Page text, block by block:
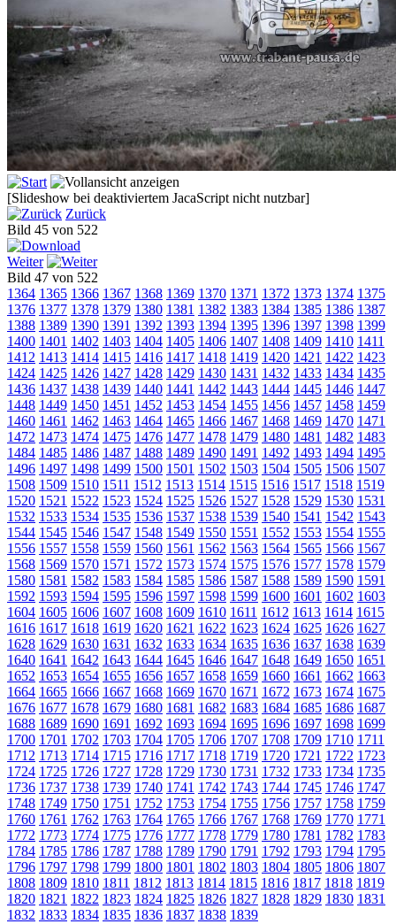
[Slideshow bei deaktiviertem JacaScript nicht nutzbar]
Zurück
Bild 45 von 522
Weiter
Bild 47 von 522
1364 1365 1366 1367 1368 1369 1370 1371 1372 1373 1374 1375
1376 1377 1378 1379 1380 1381 1382 1383 1384 1385 1386 1387
1388 1389 1390 1391 1392 1393 1394 1395 1396 1397 1398 1399
1400 1401 1402 1403 1404 1405 1406 1407 1408 1409 1410 1411
1412 1413 1414 1415 1416 1417 1418 1419 1420 1421 1422 1423
1424 1425 1426 1427 1428 1429 1430 1431 1432 1433 1434 1435
1436 1437 1438 1439 1440 1441 1442 1443 1444 1445 1446 1447
1448 1449 1450 1451 1452 1453 1454 1455 1456 1457 1458 1459
1460 1461 1462 1463 1464 1465 1466 1467 1468 1469 1470 1471
1472 1473 1474 1475 1476 1477 1478 1479 1480 1481 1482 1483
1484 1485 1486 1487 1488 1489 1490 1491 1492 1493 1494 1495
1496 1497 1498 1499 1500 1501 1502 1503 1504 1505 1506 1507
1508 1509 1510 1511 1512 1513 1514 1515 1516 1517 1518 1519
1520 1521 1522 1523 1524 1525 1526 1527 1528 1529 1530 1531
1532 1533 1534 1535 1536 1537 1538 1539 1540 1541 1542 1543
1544 1545 1546 1547 1548 1549 1550 1551 1552 1553 1554 1555
1556 1557 1558 1559 1560 1561 1562 1563 1564 1565 1566 1567
1568 1569 1570 1571 1572 1573 1574 1575 1576 1577 1578 1579
1580 1581 1582 1583 1584 1585 1586 1587 1588 1589 1590 1591
1592 1593 1594 1595 1596 1597 1598 1599 1600 1601 1602 1603
1604 1605 1606 1607 1608 1609 1610 1611 1612 1613 1614 1615
1616 1617 1618 1619 1620 1621 1622 1623 1624 1625 1626 1627
1628 1629 1630 1631 1632 1633 1634 1635 1636 1637 1638 1639
1640 1641 1642 1643 1644 1645 1646 1647 1648 1649 1650 1651
1652 1653 1654 1655 1656 1657 1658 1659 1660 1661 1662 1663
1664 1665 1666 1667 1668 1669 1670 1671 1672 1673 1674 1675
1676 1677 1678 1679 1680 1681 1682 1683 1684 1685 1686 1687
1688 1689 1690 1691 1692 1693 1694 1695 1696 1697 1698 1699
1700 1701 1702 1703 1704 1705 1706 1707 1708 1709 1710 1711
1712 1713 1714 1715 1716 1717 1718 1719 1720 1721 1722 1723
1724 1725 1726 1727 1728 1729 1730 1731 1732 1733 1734 1735
1736 1737 1738 1739 1740 1741 1742 1743 1744 1745 1746 1747
1748 1749 1750 1751 1752 1753 1754 1755 1756 1757 1758 1759
1760 1761 1762 1763 1764 1765 1766 1767 1768 1769 1770 1771
1772 1773 1774 1775 1776 1777 1778 1779 1780 1781 1782 1783
1784 1785 1786 1787 1788 1789 1790 1791 1792 1793 1794 1795
1796 1797 1798 1799 1800 1801 1802 1803 1804 1805 1806 1807
1808 1809 1810 1811 1812 1813 1814 1815 1816 1817 1818 1819
1820 1821 1822 1823 1824 1825 1826 1827 1828 1829 1830 1831
1832 1833 1834 1835 1836 1837 1838 1839